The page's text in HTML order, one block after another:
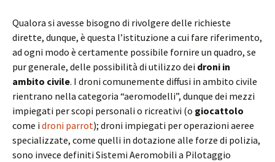
Qualora si avesse bisogno di rivolgere delle richieste
dirette, dunque, è questa l’istituzione a cui fare riferimento,
ad ogni modo è certamente possibile fornire un quadro, se
pur generale, delle possibilità di utilizzo dei droni in
ambito civile. I droni comunemente diffusi in ambito civile
rientrano nella categoria “aeromodelli”, dunque dei mezzi
impiegati per scopi personali o ricreativi (o giocattolo
come i droni parrot); droni impiegati per operazioni aeree
specializzate, come quelli in dotazione alle forze di polizia,
sono invece definiti Sistemi Aeromobili a Pilotaggio